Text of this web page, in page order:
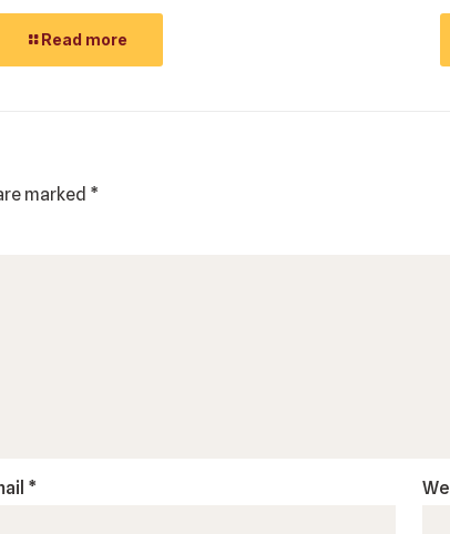
Read more
marked *
*